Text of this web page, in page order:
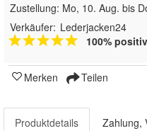
Zustellung: Mo, 10. Aug. bis
Verkäufer: Lederjacken24
100% positiv
Merken Teilen
Produktdetails Zahlung,